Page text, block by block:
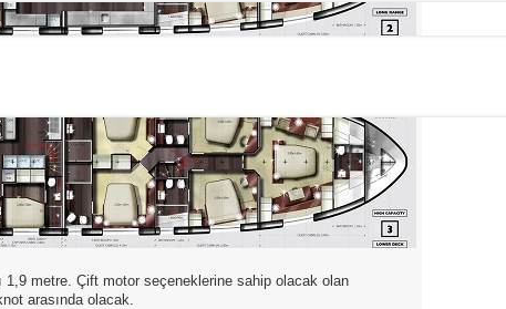
1,9 metre. Çift motor seçeneklerine sahip olacak olan
arasında olacak.